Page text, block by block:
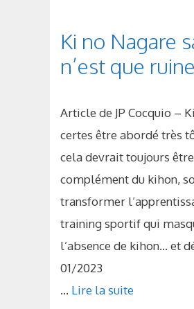
Ki no Nagare
n’est que
Article de JP Cocquio –
certes être abordé très
cela devrait toujours
complément du kihon,
transformer
training sportif qui
l’absence de kihon… et
01/2023
... Lire la suite